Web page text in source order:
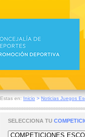
Estas en: Inicio > Noticias Juegos
SELECCIONA TU